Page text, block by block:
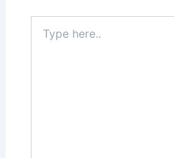
here..